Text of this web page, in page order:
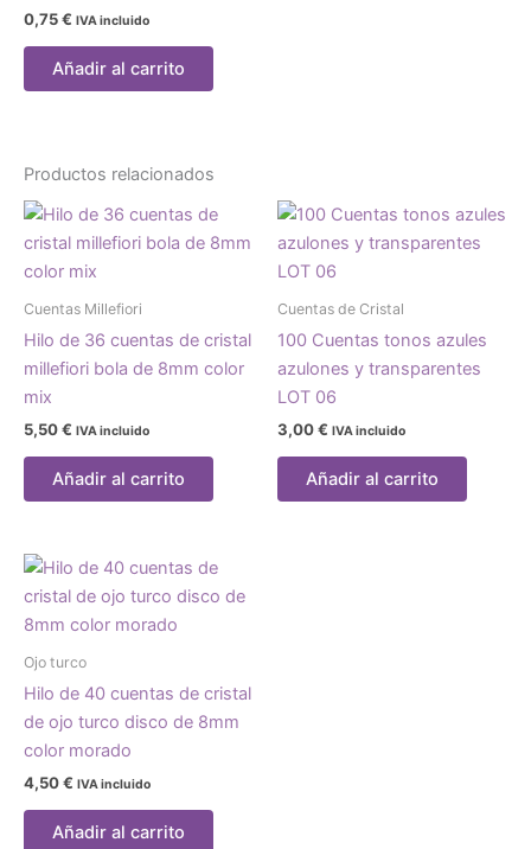
0,75€ IVA incluido
Añadir al carrito
Productos relacionados
Cuentas Millefiori
Hilo de 36 cuentas de cristal
millefiori bola de 8mm color
mix
5,50€ IVA incluido
Añadir al carrito
Cuentas de Cristal
100 Cuentas tonos azules
azulones y transparentes
LOT 06
3,00€ IVA incluido
Añadir al carrito
Ojo turco
Hilo de 40 cuentas de cristal
de ojo turco disco de 8mm
color morado
4,50€ IVA incluido
Añadir al carrito